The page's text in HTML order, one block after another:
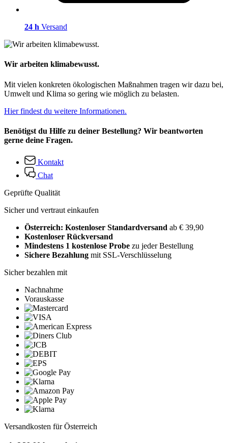
24 h Versand
Wir arbeiten klimabewusst.
Mit vielen konkreten ökologischen Maßnahmen tragen wir dazu bei,
Umwelt und Klima so gering wie möglich zu belasten.
Hier findest du weitere Informationen.
Benötigst du Hilfe zu deiner Bestellung? Wir beantworten
gerne deine Fragen.
Kontakt
Chat
Geprüfte Qualität
Sicher und vertraut einkaufen
Österreich: Kostenloser Standardversand ab € 39,90
Kostenloser Rückversand
Mindestens 1 kostenlose Probe zu jeder Bestellung
Sichere Bezahlung mit SSL-Verschlüsselung
Sicher bezahlen mit
Nachnahme
Vorauskasse
Versandkosten für Österreich